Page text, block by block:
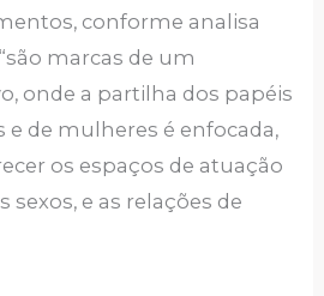
conforme analisa
marcas de um
onde a partilha dos papéis
e de mulheres é enfocada,
os espaços de atuação
sexos, e as relações de